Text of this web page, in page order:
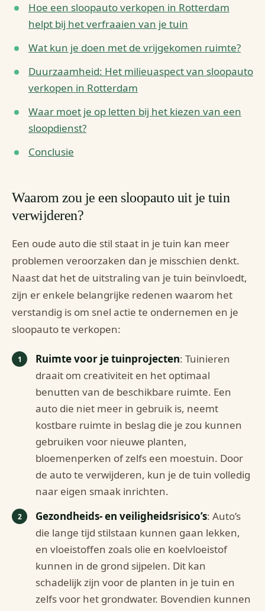
Hoe een sloopauto verkopen in Rotterdam
helpt bij het verfraaien van je tuin
Wat kun je doen met de vrijgekomen ruimte?
Duurzaamheid: Het milieuaspect van sloopauto
verkopen in Rotterdam
Waar moet je op letten bij het kiezen van een
sloopdienst?
Conclusie
Waarom zou je een sloopauto uit je tuin
verwijderen?
Een oude auto die stil staat in je tuin kan meer
problemen veroorzaken dan je misschien denkt.
Naast dat het de uitstraling van je tuin beïnvloedt,
zijn er enkele belangrijke redenen waarom het
verstandig is om snel actie te ondernemen en je
sloopauto te verkopen:
Ruimte voor je tuinprojecten: Tuinieren
draait om creativiteit en het optimaal
benutten van de beschikbare ruimte. Een
auto die niet meer in gebruik is, neemt
kostbare ruimte in beslag die je zou kunnen
gebruiken voor nieuwe planten,
bloemenperken of zelfs een moestuin. Door
de auto te verwijderen, kun je de tuin volledig
naar eigen smaak inrichten.
Gezondheids- en veiligheidsrisico’s: Auto’s
die lange tijd stilstaan kunnen gaan lekken,
en vloeistoffen zoals olie en koelvloeistof
kunnen in de grond sijpelen. Dit kan
schadelijk zijn voor de planten in je tuin en
zelfs voor het grondwater. Bovendien kunnen